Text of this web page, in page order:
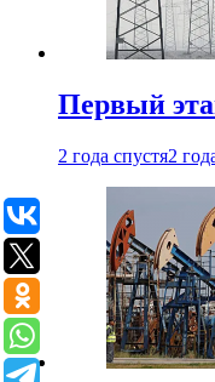
Первый
2 года спустя2